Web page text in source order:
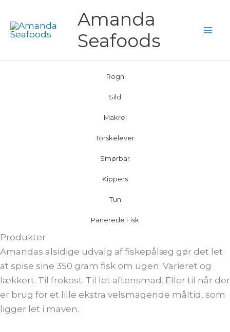
indholdet
Amanda
Seafoods
Rogn
Sild
Makrel
Torskelever
Smørbar
Kippers
Tun
Panerede Fisk
Produkter
Amandas alsidige udvalg af fiskepålæg gør det let
at spise sine 350 gram fisk om ugen. Varieret og
lækkert. Til frokost. Til let aftensmad. Eller til når der
er brug for et lille ekstra velsmagende måltid, som
ligger let i maven.